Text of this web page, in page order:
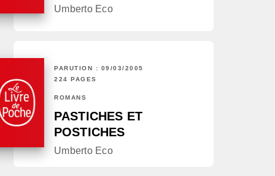
Umberto Eco
PARUTION : 09/03/2005
224 PAGES
ROMANS
PASTICHES ET
POSTICHES
Umberto Eco